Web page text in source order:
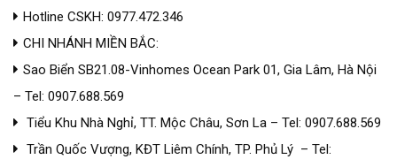
Hotline CSKH: 0977.472.346
CHI NHÁNH MIỀN BẮC:
Sao Biển SB21.08-Vinhomes Ocean Park 01, Gia Lâm, Hà Nội
– Tel: 0907.688.569
Tiểu Khu Nhà Nghỉ, TT. Mộc Châu, Sơn La – Tel: 0907.688.569
Trần Quốc Vượng, KĐT Liêm Chính, TP. Phủ Lý – Tel: